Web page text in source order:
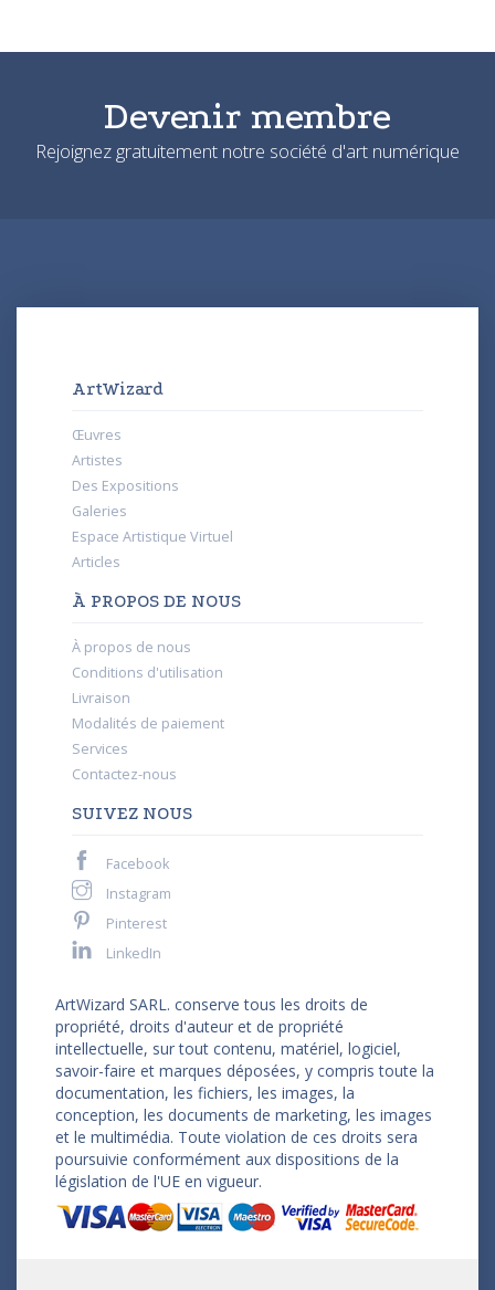
Devenir membre
Rejoignez gratuitement notre société d'art numérique
ArtWizard
Œuvres
Artistes
Des Expositions
Galeries
Espace Artistique Virtuel
Articles
À PROPOS DE NOUS
À propos de nous
Conditions d'utilisation
Livraison
Modalités de paiement
Services
Contactez-nous
SUIVEZ NOUS
Facebook
Instagram
Pinterest
LinkedIn
ArtWizard SARL. conserve tous les droits de
propriété, droits d'auteur et de propriété
intellectuelle, sur tout contenu, matériel, logiciel,
savoir-faire et marques déposées, y compris toute la
documentation, les fichiers, les images, la
conception, les documents de marketing, les images
et le multimédia. Toute violation de ces droits sera
poursuivie conformément aux dispositions de la
législation de l'UE en vigueur.